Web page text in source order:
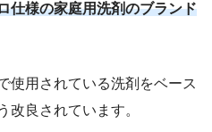
仕様の家庭用洗剤のブランド
使用されている洗剤をベース
改良されています。